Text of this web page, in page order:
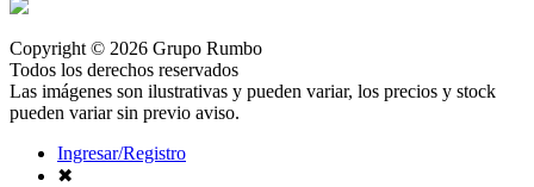
Copyright © 2026 Grupo Rumbo
Todos los derechos reservados
Las imágenes son ilustrativas y pueden variar, los precios y stock
pueden variar sin previo aviso.
Ingresar/Registro
✖